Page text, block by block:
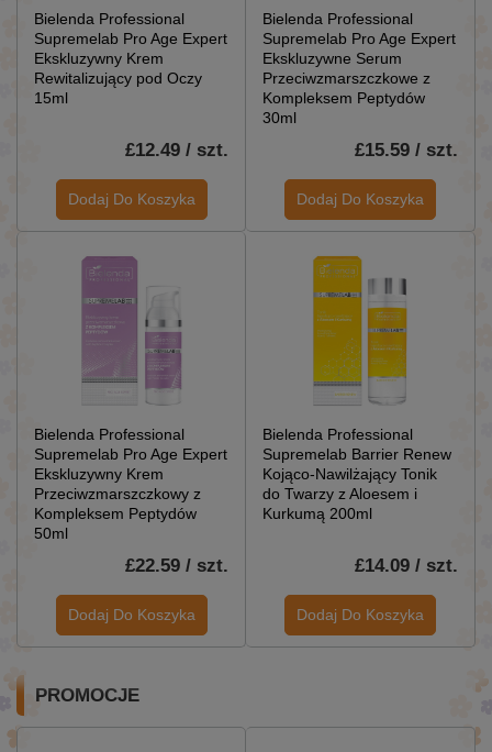
Bielenda Professional
Supremelab Pro Age Expert
Ekskluzywny Krem ​​
Rewitalizujący pod Oczy
15ml
£12.49 / szt.
Dodaj Do Koszyka
Bielenda Professional
Supremelab Pro Age Expert
Ekskluzywne Serum
Przeciwzmarszczkowe z
Kompleksem Peptydów
30ml
£15.59 / szt.
Dodaj Do Koszyka
Bielenda Professional
Supremelab Pro Age Expert
Ekskluzywny Krem ​​
Przeciwzmarszczkowy z
Kompleksem Peptydów
50ml
£22.59 / szt.
Dodaj Do Koszyka
Bielenda Professional
Supremelab Barrier Renew
Kojąco-Nawilżający Tonik
do Twarzy z Aloesem i
Kurkumą 200ml
£14.09 / szt.
Dodaj Do Koszyka
PROMOCJE